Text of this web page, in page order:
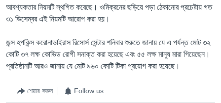
আবশ্যকতার নিয়মটি স্থগিত করেছে। ওমিক্রনের ছড়িয়ে পড়া ঠেকানোর প্রচেষ্টায় গত
৩১ ডিসেম্বর এই নিয়মটি আরোপ করা হয়।
জন্স হপকিন্স করোনাভাইরাস রিসোর্স সেন্টার শনিবার শুরুতে জানায় যে এ পর্যন্ত মোট ৩২
কোটি ৩৭ লক্ষ কোভিড রোগী সনাক্ত করা হয়েছে এবং ৫৫ লক্ষ মানুষ মারা গিয়েছেন।
প্রতিষ্ঠানটি আরও জানায় যে মোট ৯৬০ কোটি টিকা প্রয়োগ করা হয়েছে।
শেয়ার করুন Follow us